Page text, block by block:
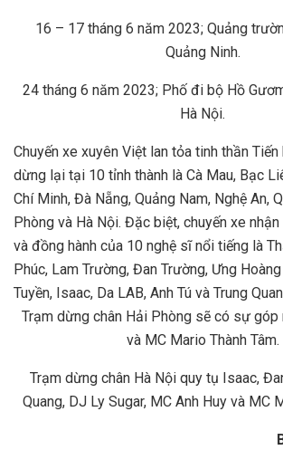
16 – 17 tháng 6 năm 2023; Quảng
Quảng Ninh.
24 tháng 6 năm 2023; Phố đi bộ Hồ
Hà Nội.
Chuyến xe xuyên Việt lan tỏa tinh thần
dừng lại tại 10 tỉnh thành là Cà Mau, Bạc
Chí Minh, Đà Nẵng, Quảng Nam, Nghệ An,
Phòng và Hà Nội. Đặc biệt, chuyến xe
và đồng hành của 10 nghệ sĩ nổi tiếng là
Phúc, Lam Trường, Đan Trường, Ưng
Tuyền, Isaac, Da LAB, Anh Tú và Trung
Trạm dừng chân Hải Phòng sẽ có sự góp
và MC Mario Thành Tâm.
Trạm dừng chân Hà Nội quy tụ Isaac,
Quang, DJ Ly Sugar, MC Anh Huy và MC